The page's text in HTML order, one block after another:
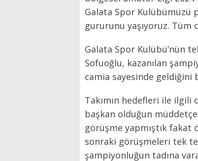
Galata Spor Kulübümüzü
gururunu yaşıyoruz. Tüm
Galata Spor Kulübü’nün
Sofuoğlu, kazanılan
camia sayesinde geldiğini
Takımın hedefleri ile ilgili
başkan olduğun
görüşme yapmıştık
sonraki görüşmeleri tek
şampiyonluğun tadına